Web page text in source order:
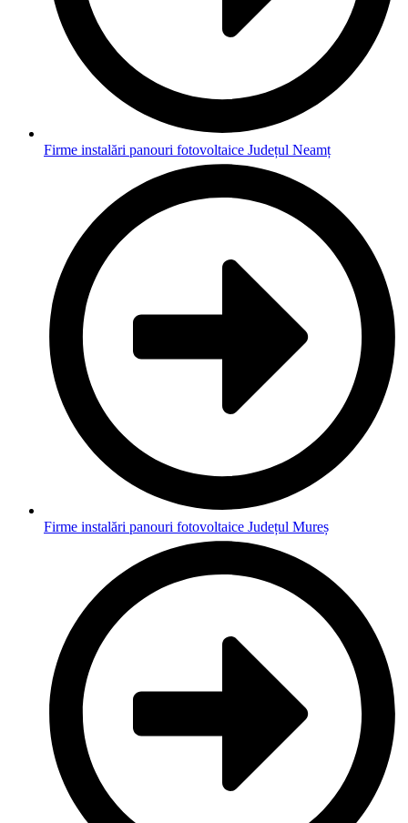
Firme instalări panouri fotovoltaice Județul Neamț
Firme instalări panouri fotovoltaice Județul Mureș